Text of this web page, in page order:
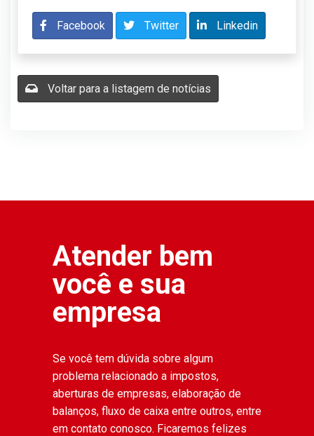
Facebook Twitter Linkedin
Voltar para a listagem de notícias
Atender bem
você e sua
empresa
Se você tem dúvida sobre algum
problema relacionado a impostos,
aberturas de empresas, elaboração de
balanços, fluxo de caixa entre outros, entre
em contato conosco. Ficaremos felizes